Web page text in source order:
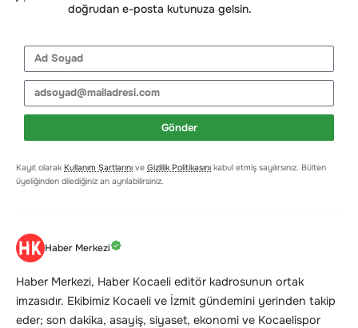
doğrudan e-posta kutunuza gelsin.
Gönder
Kayıt olarak Kullanım Şartlarını ve Gizlilik Politikasını kabul etmiş sayılırsınız. Bülten
üyeliğinden dilediğiniz an ayrılabilirsiniz.
Haber Merkezi
Haber Merkezi, Haber Kocaeli editör kadrosunun ortak
imzasıdır. Ekibimiz Kocaeli ve İzmit gündemini yerinden takip
eder; son dakika, asayiş, siyaset, ekonomi ve Kocaelispor